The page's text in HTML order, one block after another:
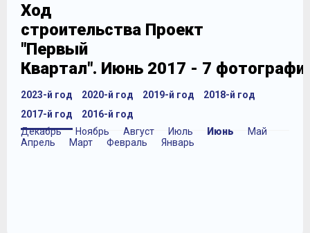
Ход
строительства Проект
"Первый
Квартал". Июнь 2017 - 7
2023-й год 2020-й год 2019-й год
2018-й год
2017-й год
Декабрь
Ноябрь Август Июль Июнь
Май
Апрель
Март Февраль Январь
2016-й год